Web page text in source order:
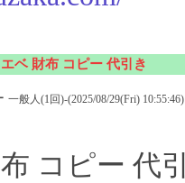
エベ 財布 コピー 代引き
一般人(1回)-(2025/08/29(Fri) 10:55:46)
コピー 代